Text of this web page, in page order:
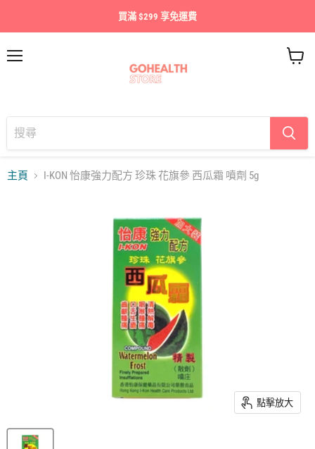
買滿 $299 享免運費
車
主頁 I-KON 怡康強力配方 珍珠 花旗參 西瓜霜 噴劑 5g
點擊放大